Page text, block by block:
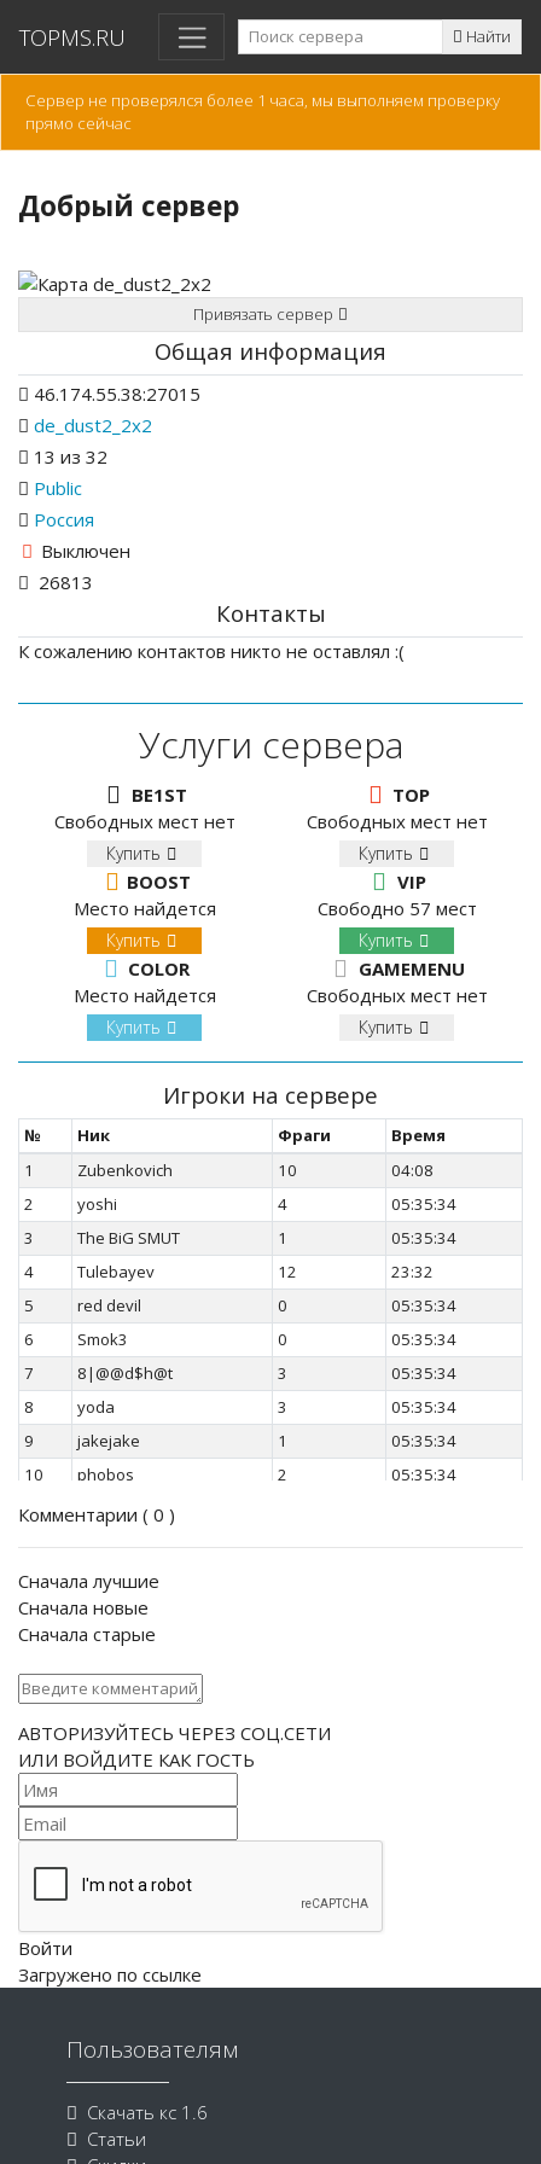
TOPMS.RU Найти
Сервер не проверялся более 1 часа, мы выполняем проверку
прямо сейчас
Добрый сервер
Привязать сервер
Общая информация
46.174.55.38:27015
de_dust2_2x2
13 из 32
Public
Россия
Выключен
26813
Контакты
К сожалению контактов никто не оставлял :(
Услуги сервера
BE1ST
Свободных мест нет
Купить
TOP
Свободных мест нет
Купить
BOOST
Место найдется
Купить
VIP
Свободно 57 мест
Купить
COLOR
Место найдется
Купить
GAMEMENU
Свободных мест нет
Купить
Игроки на сервере
№ Ник Фраги
Время
1
Zubenkovich 10
04:08
2
yoshi 4
05:35:34
3
The BiG SMUT 1
05:35:34
4
Tulebayev 12
23:32
5
red devil 0
05:35:34
6
Smok3 0
05:35:34
7
8|@@d$h@t 3
05:35:34
8
yoda 3
05:35:34
9
jakejake 1
05:35:34
10
phobos 2
05:35:34
11
Fat Matt
12
джексон 0
01:52:32
13
A S P E D
Комментарии ( 0 )
Сначала лучшие
Сначала новые
Сначала старые
АВТОРИЗУЙТЕСЬ ЧЕРЕЗ СОЦ.СЕТИ
ИЛИ ВОЙДИТЕ КАК ГОСТЬ
Войти
Загружено по ссылке
Пользователям
Скачать кс 1.6
Статьи